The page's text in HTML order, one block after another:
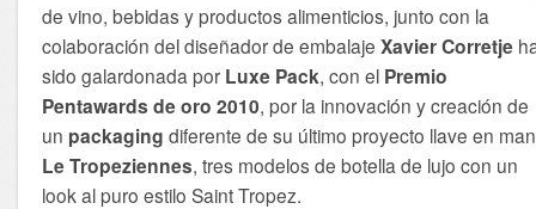
de vino, bebidas y productos alimenticios, junto con la
colaboración del diseñador de embalaje Xavier Corretje
sido galardonada por Luxe Pack, con el Premio
Pentawards de oro 2010, por la innovación y creación de
un packaging diferente de su último proyecto llave en
Le Tropeziennes, tres modelos de botella de lujo con un
look al puro estilo Saint Tropez.